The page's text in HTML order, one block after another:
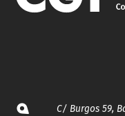
C/ Burgos 59,